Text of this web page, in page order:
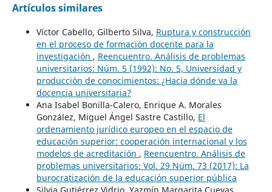
Artículos similares
Víctor Cabello, Gilberto Silva, Ruptura y construcción
en el proceso de formación docente para la
investigación , Reencuentro. Análisis de problemas
universitarios: Núm. 5 (1992): No. 5, Universidad y
producción de conocimientos: ¿Hacia dónde va la
docencia universitaria?
Ana Isabel Bonilla-Calero, Enrique A. Morales
González, Miguel Ángel Sastre Castillo, El
ordenamiento jurídico europeo en el espacio de
educación superior: cooperación internacional y los
modelos de acreditación , Reencuentro. Análisis de
problemas universitarios: Vol. 29 Núm. 73 (2017): La
burocratización de la educación superior pública
Silvia Gutiérrez Vidrio, Yazmín Margarita Cuevas